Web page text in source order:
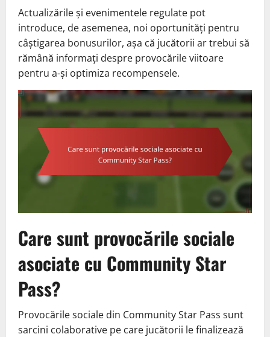
Actualizările și evenimentele regulate pot
introduce, de asemenea, noi oportunități pentru
câștigarea bonusurilor, așa că jucătorii ar trebui să
rămână informați despre provocările viitoare
pentru a-și optimiza recompensele.
Care sunt provocările sociale
asociate cu Community Star
Pass?
Provocările sociale din Community Star Pass sunt
sarcini colaborative pe care jucătorii le finalizează